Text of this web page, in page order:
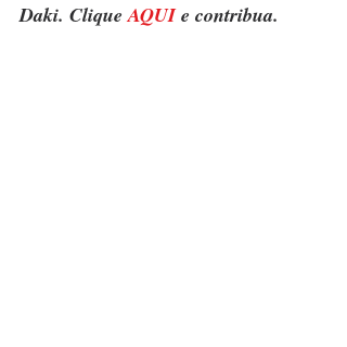
Daki. Clique AQUI e contribua.